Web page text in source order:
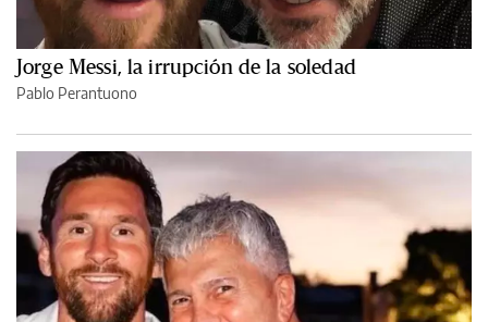
Jorge Messi, la irrupción de la soledad
Pablo Perantuono